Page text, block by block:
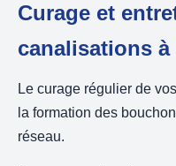
Curage et
canalisations à
Le curage régulier de
la formation des
réseau.